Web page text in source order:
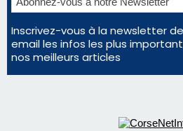
Nous contacter
© 2026